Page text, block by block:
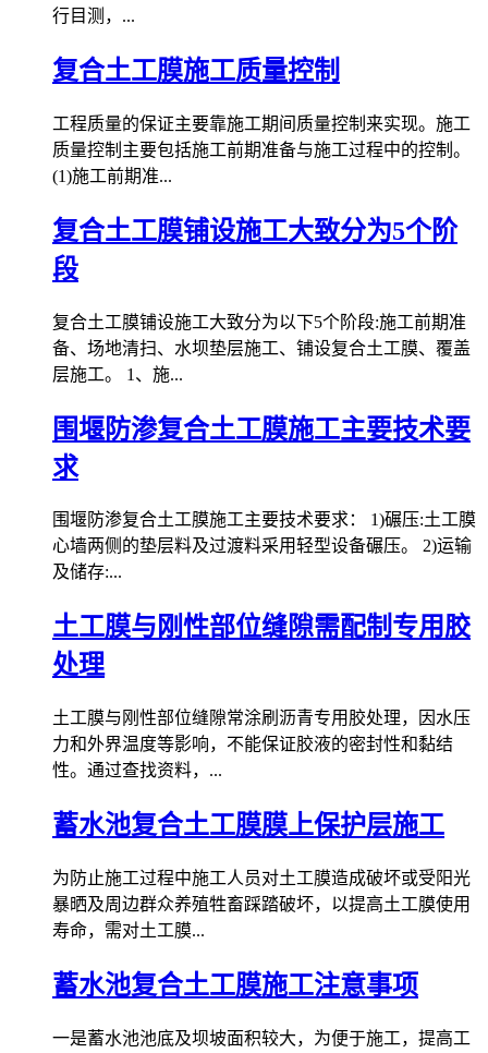
行目测，...
复合土工膜施工质量控制
工程质量的保证主要靠施工期间质量控制来实现。施工
质量控制主要包括施工前期准备与施工过程中的控制。
(1)施工前期准...
复合土工膜铺设施工大致分为5个阶
段
复合土工膜铺设施工大致分为以下5个阶段:施工前期准
备、场地清扫、水坝垫层施工、铺设复合土工膜、覆盖
层施工。 1、施...
围堰防渗复合土工膜施工主要技术要
求
围堰防渗复合土工膜施工主要技术要求： 1)碾压:土工膜
心墙两侧的垫层料及过渡料采用轻型设备碾压。 2)运输
及储存:...
土工膜与刚性部位缝隙需配制专用胶
处理
土工膜与刚性部位缝隙常涂刷沥青专用胶处理，因水压
力和外界温度等影响，不能保证胶液的密封性和黏结
性。通过查找资料，...
蓄水池复合土工膜膜上保护层施工
为防止施工过程中施工人员对土工膜造成破坏或受阳光
暴晒及周边群众养殖牲畜踩踏破坏，以提高土工膜使用
寿命，需对土工膜...
蓄水池复合土工膜施工注意事项
一是蓄水池池底及坝坡面积较大，为便于施工，提高工